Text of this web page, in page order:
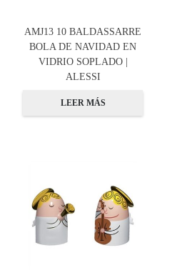
AMJ13 10 BALDASSARRE
BOLA DE NAVIDAD EN
VIDRIO SOPLADO |
ALESSI
LEER MÁS